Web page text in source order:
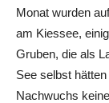
Monat wurden
am Kiessee,
Gruben, die als
See selbst
Nachwuchs